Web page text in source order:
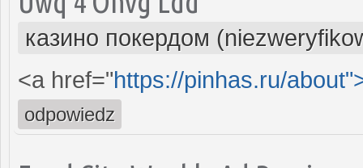
казино покердом
<a href="https://pinhas.ru/
odpowiedz